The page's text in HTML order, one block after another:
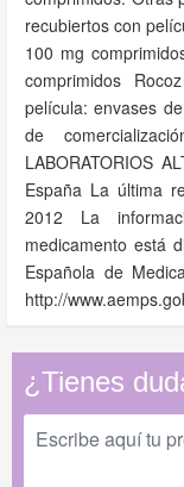
recubiertos con
100 mg
comprimidos
película: envases
de
LABORATORIOS
España La última
2012 La
medicamento está
Española de
http://
¿Tienes